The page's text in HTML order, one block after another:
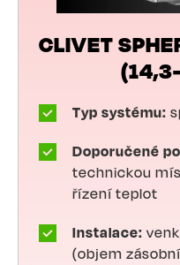
CLIVET
Typ systému:
Doporučené
technickou
řízení teplot
Instalace:
(objem